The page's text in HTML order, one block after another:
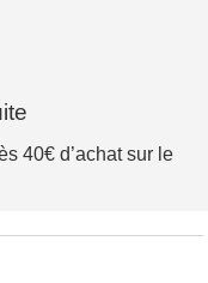
40€ d’achat sur le